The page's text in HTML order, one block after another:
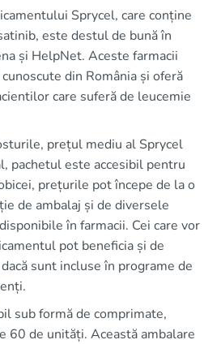
Sprycel, care conține
este destul de bună în
și HelpNet. Aceste farmacii
din România și oferă
care suferă de leucemie
prețul mediu al Sprycel
pachetul este accesibil pentru
prețurile pot începe de la o
de ambalaj și de diversele
în farmacii. Cei care vor
pot beneficia și de
sunt incluse în programe de
sub formă de comprimate,
60 de unități. Această ambalare